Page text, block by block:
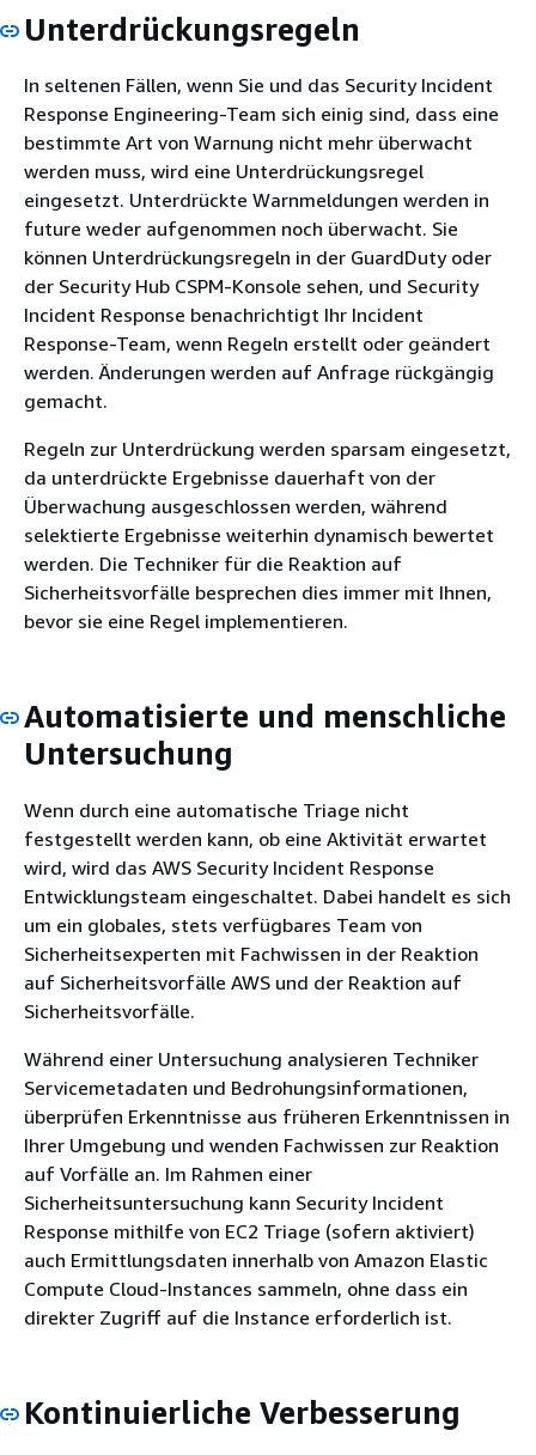
Unterdrückungsregeln
In seltenen Fällen, wenn Sie und das Security Incident
Response Engineering-Team sich einig sind, dass eine
bestimmte Art von Warnung nicht mehr überwacht
werden muss, wird eine Unterdrückungsregel
eingesetzt. Unterdrückte Warnmeldungen werden in
future weder aufgenommen noch überwacht. Sie
können Unterdrückungsregeln in der GuardDuty oder
der Security Hub CSPM-Konsole sehen, und Security
Incident Response benachrichtigt Ihr Incident
Response-Team, wenn Regeln erstellt oder geändert
werden. Änderungen werden auf Anfrage rückgängig
gemacht.
Regeln zur Unterdrückung werden sparsam eingesetzt,
da unterdrückte Ergebnisse dauerhaft von der
Überwachung ausgeschlossen werden, während
selektierte Ergebnisse weiterhin dynamisch bewertet
werden. Die Techniker für die Reaktion auf
Sicherheitsvorfälle besprechen dies immer mit Ihnen,
bevor sie eine Regel implementieren.
Automatisierte und menschliche
Untersuchung
Wenn durch eine automatische Triage nicht
festgestellt werden kann, ob eine Aktivität erwartet
wird, wird das AWS Security Incident Response
Entwicklungsteam eingeschaltet. Dabei handelt es sich
um ein globales, stets verfügbares Team von
Sicherheitsexperten mit Fachwissen in der Reaktion
auf Sicherheitsvorfälle AWS und der Reaktion auf
Sicherheitsvorfälle.
Während einer Untersuchung analysieren Techniker
Servicemetadaten und Bedrohungsinformationen,
überprüfen Erkenntnisse aus früheren Erkenntnissen in
Ihrer Umgebung und wenden Fachwissen zur Reaktion
auf Vorfälle an. Im Rahmen einer
Sicherheitsuntersuchung kann Security Incident
Response mithilfe von EC2 Triage (sofern aktiviert)
auch Ermittlungsdaten innerhalb von Amazon Elastic
Compute Cloud-Instances sammeln, ohne dass ein
direkter Zugriff auf die Instance erforderlich ist.
Kontinuierliche Verbesserung